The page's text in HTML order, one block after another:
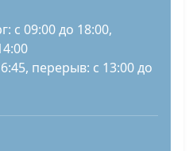
с 09:00 до 18:00,
перерыв: с 13:00 до